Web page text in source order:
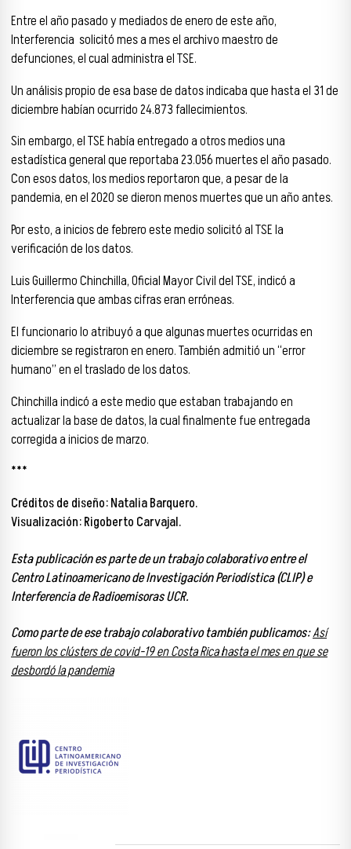
Entre el año pasado y mediados de enero de este año,
Interferencia solicitó mes a mes el archivo maestro de
defunciones, el cual administra el TSE.
Un análisis propio de esa base de datos indicaba que hasta el 31 de
diciembre habían ocurrido 24.873 fallecimientos.
Sin embargo, el TSE había entregado a otros medios una
estadística general que reportaba 23.056 muertes el año pasado.
Con esos datos, los medios reportaron que, a pesar de la
pandemia, en el 2020 se dieron menos muertes que un año antes.
Por esto, a inicios de febrero este medio solicitó al TSE la
verificación de los datos.
Luis Guillermo Chinchilla, Oficial Mayor Civil del TSE, indicó a
Interferencia que ambas cifras eran erróneas.
El funcionario lo atribuyó a que algunas muertes ocurridas en
diciembre se registraron en enero. También admitió un “error
humano” en el traslado de los datos.
Chinchilla indicó a este medio que estaban trabajando en
actualizar la base de datos, la cual finalmente fue entregada
corregida a inicios de marzo.
***
Créditos de diseño: Natalia Barquero.
Visualización: Rigoberto Carvajal.
Esta publicación es parte de un trabajo colaborativo entre el
Centro Latinoamericano de Investigación Periodística (CLIP) e
Interferencia de Radioemisoras UCR.
Como parte de ese trabajo colaborativo también publicamos:Así
fueron los clústers de covid-19 en Costa Rica hasta el mes en que se
desbordó la pandemia